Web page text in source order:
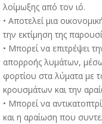
λοίμωξης από τον ιό.
• Αποτελεί μια
την εκτίμηση της
• Μπορεί να επιτρέψει
απορροής λυμάτων,
φορτίου στα λύματα με
κρουσμάτων και την
• Μπορεί να
και η αραίωση που